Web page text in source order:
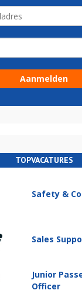
TOPVACATURES
Safety &
Sales
Junior
Officer